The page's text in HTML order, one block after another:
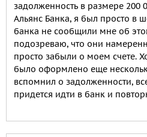
задолженность в размере 200
Альянс Банка, я был просто в
банка не сообщили мне об
подозреваю, что они
просто забыли о моем счете.
было оформлено еще
вспомнил о задолженности,
придется идти в банк и